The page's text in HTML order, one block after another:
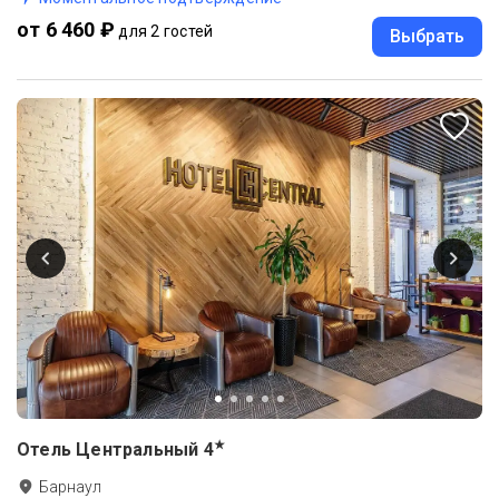
от 6 460 ₽ для 2 гостей Выбрать
Отель Центральный 4★
Барнаул